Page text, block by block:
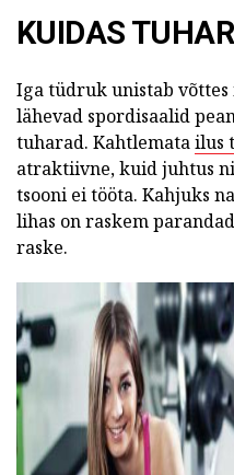
KUIDAS
Iga tüdruk unistab võttes
lähevad spordisaalid
tuharad. Kahtlematailus
atraktiivne, kuid juhtus
tsooni ei tööta. Kahjuks
lihas on raskem
raske.